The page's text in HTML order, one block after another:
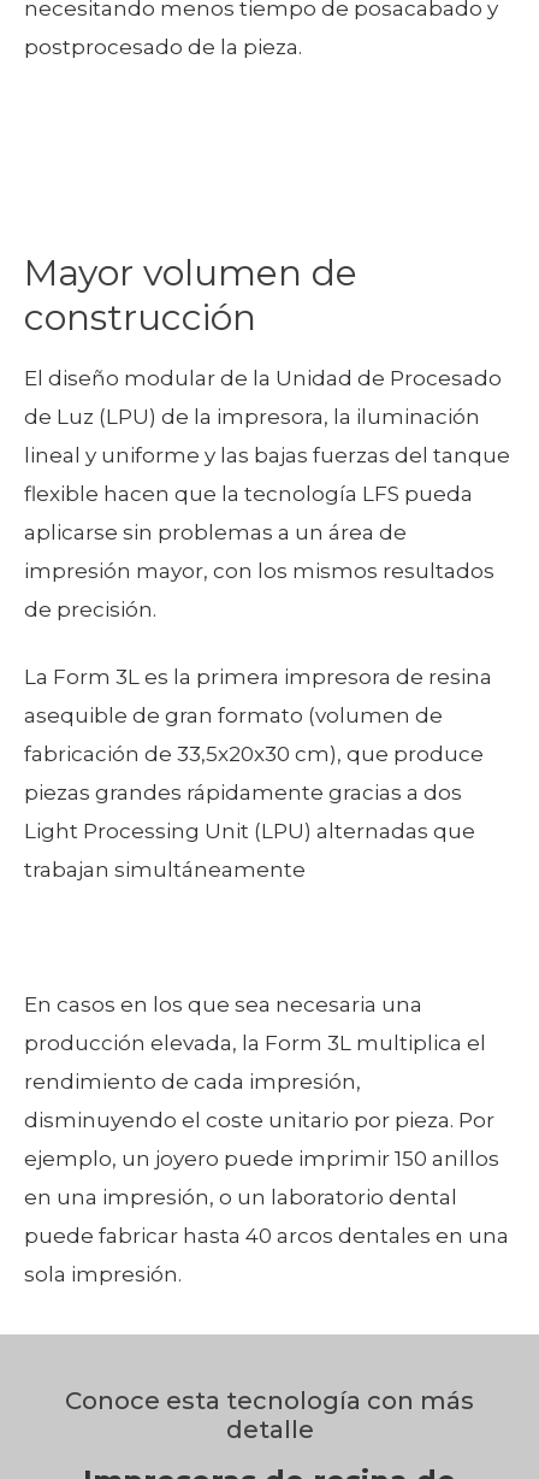
necesitando menos tiempo de posacabado y
postprocesado de la pieza.
Mayor volumen de
construcción
El diseño modular de la Unidad de Procesado
de Luz (LPU) de la impresora, la iluminación
lineal y uniforme y las bajas fuerzas del tanque
flexible hacen que la tecnología LFS pueda
aplicarse sin problemas a un área de
impresión mayor, con los mismos resultados
de precisión.
La Form 3L es la primera impresora de resina
asequible de gran formato (volumen de
fabricación de 33,5x20x30 cm), que produce
piezas grandes rápidamente gracias a dos
Light Processing Unit (LPU) alternadas que
trabajan simultáneamente
En casos en los que sea necesaria una
producción elevada, la Form 3L multiplica el
rendimiento de cada impresión,
disminuyendo el coste unitario por pieza. Por
ejemplo, un joyero puede imprimir 150 anillos
en una impresión, o un laboratorio dental
puede fabricar hasta 40 arcos dentales en una
sola impresión.
Conoce esta tecnología con más
detalle